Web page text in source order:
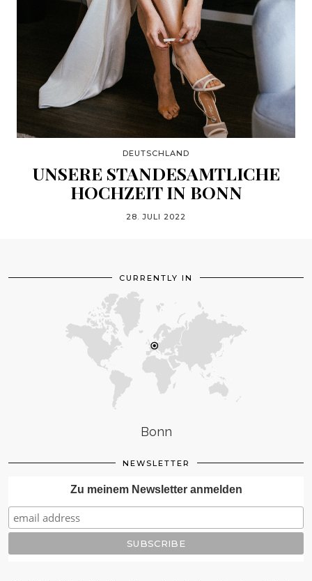
DEUTSCHLAND
UNSERE STANDESAMTLICHE
HOCHZEIT IN BONN
28. JULI 2022
CURRENTLY IN
Bonn
NEWSLETTER
Zu meinem Newsletter anmelden